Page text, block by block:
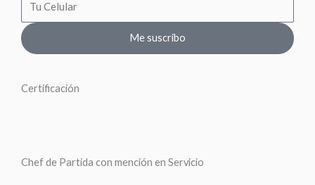
Me suscribo
Certificación
Chef de Partida con mención en Servicio